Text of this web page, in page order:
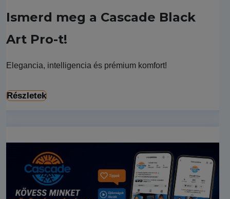
Ismerd meg a Cascade Black
Art Pro-t!
Elegancia, intelligencia és prémium komfort!
Részletek